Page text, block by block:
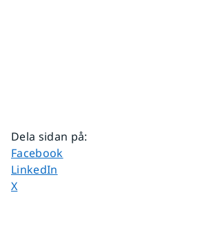
Dela sidan på:
Dela sidan på
Facebook
Dela sidan på
LinkedIn
Dela sidan på
X